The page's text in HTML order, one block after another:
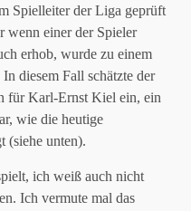
Spielleiter der Liga geprüft
wenn einer der Spieler
erhob, wurde zu einem
diesem Fall schätzte der
für Karl-Ernst Kiel ein, ein
wie die heutige
(siehe unten).
ich weiß auch nicht
Ich vermute mal das